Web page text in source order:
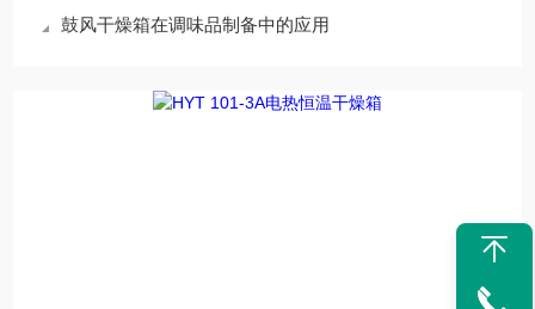
鼓风干燥箱在调味品制备中的应用